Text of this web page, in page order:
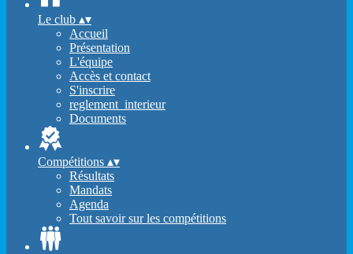
Le club ▴▾
Accueil
Présentation
L'équipe
Accès et contact
S'inscrire
reglement_interieur
Documents
Compétitions ▴▾
Résultats
Mandats
Agenda
Tout savoir sur les compétitions